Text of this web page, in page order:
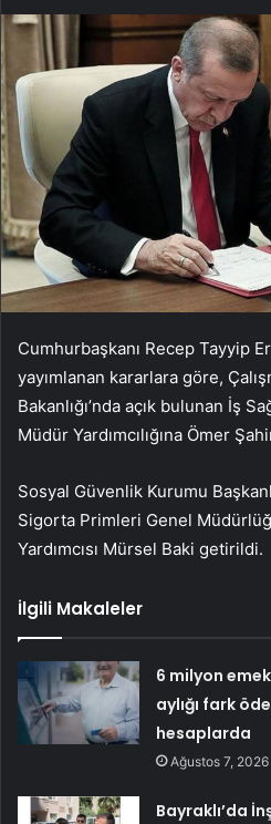
Cumhurbaşkanı Recep Tayyip
yayımlanan kararlara göre,
Bakanlığı’nda açık bulunan İş
Müdür Yardımcılığına Ömer
Sosyal Güvenlik Kurumu
Sigorta Primleri Genel
Yardımcısı Mürsel Baki getirildi.
İlgili Makaleler
6 milyon
aylığı fark
hesaplarda
Ağustos 7, 2026
Bayraklı’da